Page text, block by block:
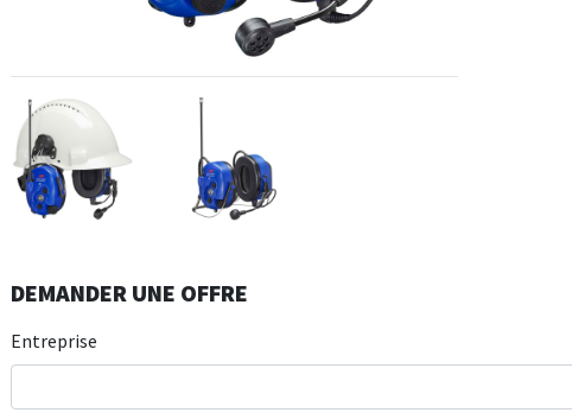
DEMANDER UNE OFFRE
Entreprise